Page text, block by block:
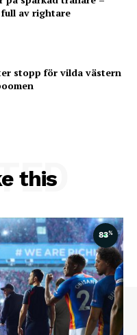
av rightare
stopp för vilda västern
this
83%